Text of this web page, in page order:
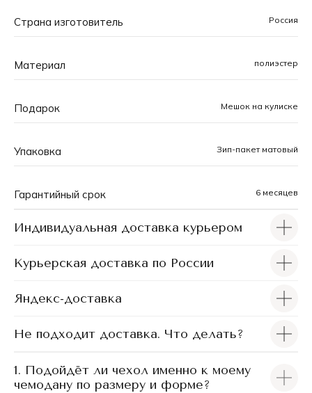
тщательно прорабатывается, а в большинстве
моделей можно найти аббревиатуру бренда, органично
учитываются не только актуальные модные
тенденции, но и практическая функциональность,
оригинальным и удобным.
Страна изготовитель Россия
Материал полиэстер
Подарок Мешок на кулиске
Упаковка Зип-пакет матовый
Гарантийный срок 6 месяцев
Индивидуальная доставка курьером
Курьерская доставка по России
Яндекс-доставка
Не подходит доставка. Что делать?
1. Подойдёт ли чехол именно к моему
чемодану по размеру и форме?